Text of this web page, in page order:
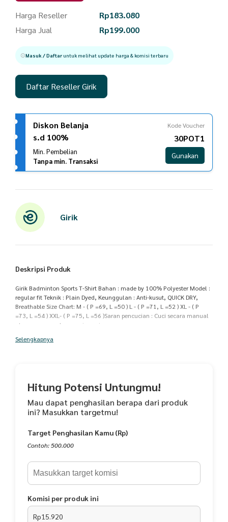
Harga Reseller Rp183.080
Harga Jual
Rp199.000
Masuk / Daftaruntuk melihat update harga & komisi terbaru
Daftar Reseller Girik
Diskon Belanja
s.d 100%
Min. Pembelian
Tanpa min. Transaksi
Kode Voucher
30POT1
Gunakan
Girik
Deskripsi Produk
Girik Badminton Sports T-Shirt Bahan : made by 100% Polyester Model :
regular fit Teknik : Plain Dyed, Keunggulan : Anti-kusut, QUICK DRY,
Breathable Size Chart: M - ( P =69, L =50 ) L - ( P =71, L =52 ) XL - ( P
=73, L =54 ) XXL- ( P =75, L =56 )Saran pencucian : Cuci secara manual
atau menggunakan mesin cuci
Selengkapnya
Hitung Potensi Untungmu!
Mau dapat penghasilan berapa dari produk
ini? Masukkan targetmu!
Target Penghasilan Kamu (Rp)
Contoh: 500.000
Komisi per produk ini
Rp15.920